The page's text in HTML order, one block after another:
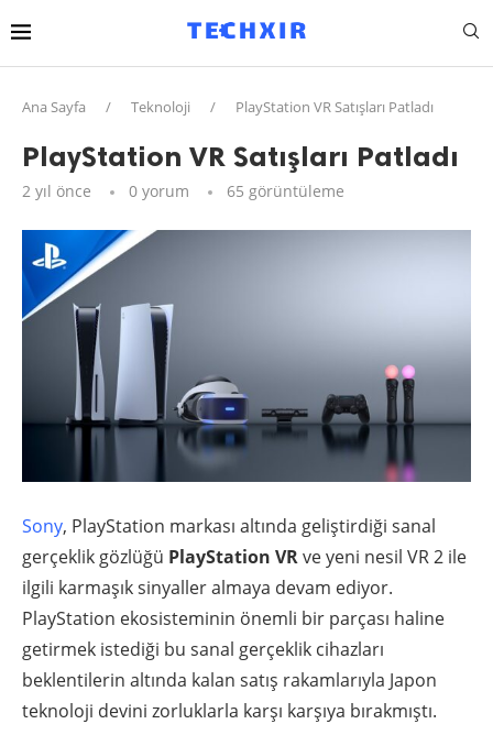
Ana Sayfa / Teknoloji / PlayStation VR Satışları Patladı
PlayStation VR Satışları Patladı
2 yıl önce 0 yorum 65 görüntüleme
Sony, PlayStation markası altında geliştirdiği sanal
gerçeklik gözlüğü PlayStation VRve yeni nesil VR 2 ile
ilgili karmaşık sinyaller almaya devam ediyor.
PlayStation ekosisteminin önemli bir parçası haline
getirmek istediği bu sanal gerçeklik cihazları
beklentilerin altında kalan satış rakamlarıyla Japon
teknoloji devini zorluklarla karşı karşıya bırakmıştı.